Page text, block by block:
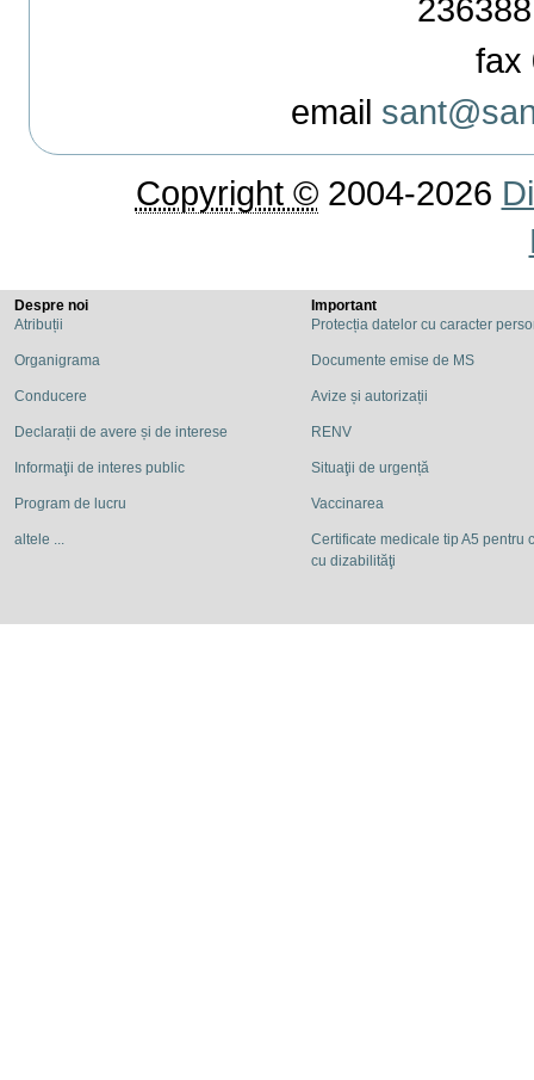
fax
email
Copyright ©2004-2026
Despre noi
Atribuții
Organigrama
Conducere
Declarații de avere și de interese
Informaţii de interes public
Program de lucru
altele ...
Important
Protecția datelor cu caracter
Documente emise de MS
Avize și autorizații
RENV
Situaţii de urgență
Vaccinarea
Certificate medicale tip A5 pentru
cu dizabilităţi